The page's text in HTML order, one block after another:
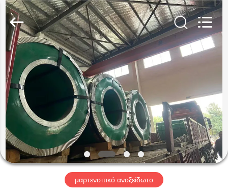
ΣΠΊΤΙ
ΠΡΟΪΌΝΤΑ
ΒΊΝΤΕΟ
ΠΕΡΊΠΟΥ
ΕΜΕΊΣ
Special
Steel
Co.,
Ltd.
Rights
Reserved.
μαρτενσιτικό ανοξείδωτο